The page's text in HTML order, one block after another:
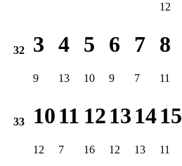
12
32 3
9
4
13
5
10
6
9
7
7
8
11
33 10
12
11
7
12
16
13
12
14
13
15
11